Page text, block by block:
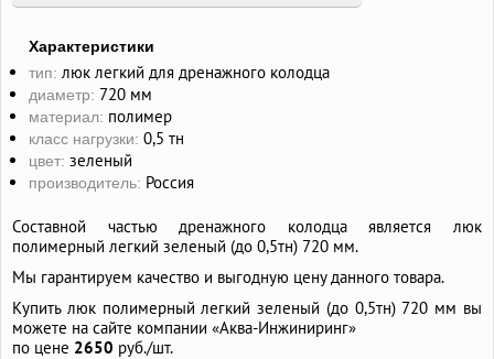
Характеристики
тип: люк легкий для дренажного колодца
диаметр: 720 мм
материал: полимер
класс нагрузки: 0,5 тн
цвет: зеленый
производитель: Россия
Составной частью дренажного колодца является люк
полимерный легкий зеленый (до 0,5тн) 720 мм.
Мы гарантируем качество и выгодную цену данного товара.
Купить люк полимерный легкий зеленый (до 0,5тн) 720 мм вы
можете на сайте компании «Аква-Инжиниринг»
по цене 2650 руб./шт.